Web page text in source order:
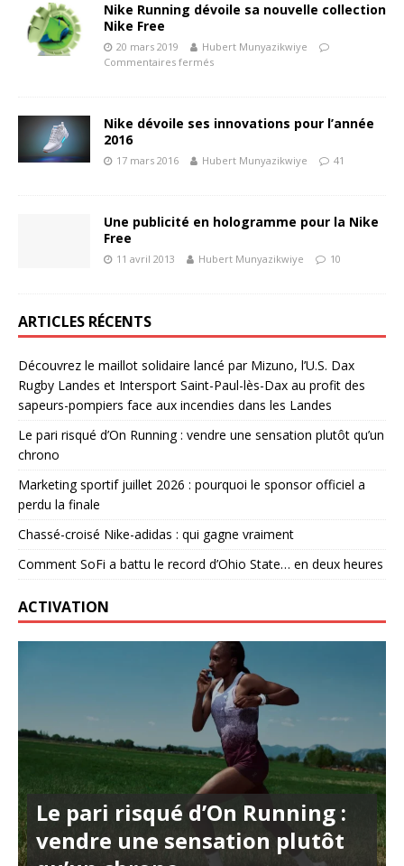
Nike Running dévoile sa nouvelle collection
Nike Free
20 mars 2019
Hubert Munyazikwiye
Commentaires fermés
Nike dévoile ses innovations pour l’année
2016
17 mars 2016 Hubert Munyazikwiye 41
Une publicité en hologramme pour la Nike
Free
11 avril 2013 Hubert Munyazikwiye 10
ARTICLES RÉCENTS
Découvrez le maillot solidaire lancé par Mizuno, l’U.S. Dax
Rugby Landes et Intersport Saint-Paul-lès-Dax au profit des
sapeurs-pompiers face aux incendies dans les Landes
Le pari risqué d’On Running : vendre une sensation plutôt qu’un
chrono
Marketing sportif juillet 2026 : pourquoi le sponsor officiel a
perdu la finale
Chassé-croisé Nike-adidas : qui gagne vraiment
Comment SoFi a battu le record d’Ohio State… en deux heures
ACTIVATION
Le pari risqué d’On Running :
vendre une sensation plutôt